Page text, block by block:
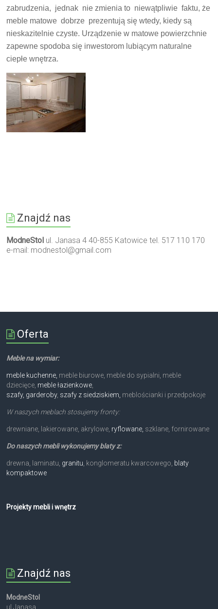
zabrudzenia, jednak nie zmienia to niewątpliwie faktu, że
meble matowe dobrze prezentują się wtedy, kiedy są
nieskazitelnie czyste. Urządzenie w matowe powierzchnie
zapewne spodoba się inwestorom lubiącym naturalne
ciepłe wnętrza.
Znajdź nas
ModneStol ul. Janasa 4 40-855 Katowice tel. 517 110 170
e-mail: modnestol@gmail.com
Oferta
Meble na wymiar:
meble kuchenne, meble biurowe, meble do sypialni, meble
dziecięce, meble łazienkowe
szafy, garderoby, szafy z siedziskiem, meblościanki i przedpokoje
W naszych meblach stosujemy fronty:
drewniane, lakierowane, akrylowe, ryflowane, szklane, fornirowane
Do naszych mebli wykonujemy blaty z:
drewna, laminatu, granitu , konglomeratu kwarcowego, blaty
kompaktowe
Projekty mebli i wnętrz
Znajdź nas
ModneStol
ul.Janasa